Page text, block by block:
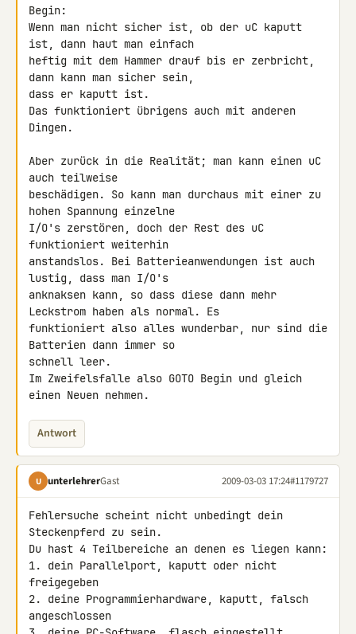
Begin:
Wenn man nicht sicher ist, ob der uC kaputt
ist, dann haut man einfach
heftig mit dem Hammer drauf bis er zerbricht,
dann kann man sicher sein,
dass er kaputt ist.
Das funktioniert übrigens auch mit anderen
Dingen.
Aber zurück in die Realität; man kann einen uC
auch teilweise
beschädigen. So kann man durchaus mit einer zu
hohen Spannung einzelne
I/O's zerstören, doch der Rest des uC
funktioniert weiterhin
anstandslos. Bei Batterieanwendungen ist auch
lustig, dass man I/O's
anknaksen kann, so dass diese dann mehr
Leckstrom haben als normal. Es
funktioniert also alles wunderbar, nur sind die
Batterien dann immer so
schnell leer.
Im Zweifelsfalle also GOTO Begin und gleich
einen Neuen nehmen.
Antwort
U unterlehrerGast 2009-03-03 17:24#1179727
Fehlersuche scheint nicht unbedingt dein
Steckenpferd zu sein.
Du hast 4 Teilbereiche an denen es liegen kann:
1. dein Parallelport, kaputt oder nicht
freigegeben
2. deine Programmierhardware, kaputt, falsch
angeschlossen